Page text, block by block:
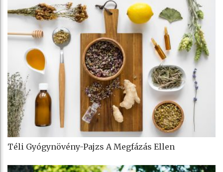
Téli Gyógynövény-Pajzs A Megfázás Ellen